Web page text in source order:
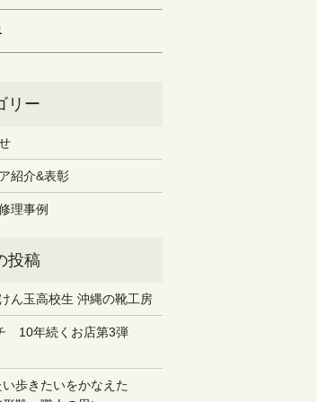
紹介&表彰
理事例
ん玉高校生 沖縄の靴工房
10年続くお店第3弾
い歩きたいをかなえた